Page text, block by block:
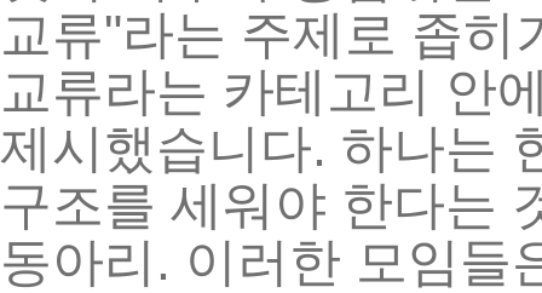
교류"라는 주제로 좁히
교류라는 카테고리
안
제시했습니다. 하나는
구조를 세워야 한다는
동아리 . 이러한 모임들